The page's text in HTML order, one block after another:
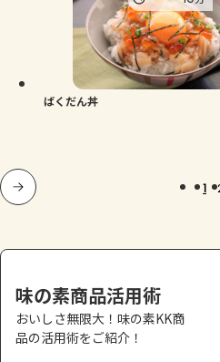
ばくだん丼
1
味の素商品活用術
おいしさ無限大！味の素KK商
品の活用術をご紹介！